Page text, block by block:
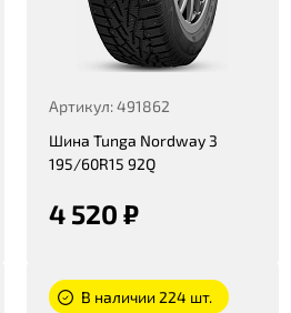
Артикул: 491862
Шина Tunga Nordway 3
195/60R15 92Q
4 520 ₽
В наличии 224 шт.